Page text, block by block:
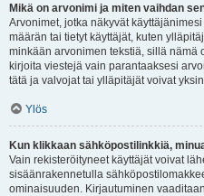
Mikä on arvonimi ja miten vaihdan
Arvonimet, jotka näkyvät
määrän tai tietyt käyttäjät, kuten
minkään arvonimen tekstiä, sillä nämä
kirjoita viestejä vain parantaaksesi
tätä ja valvojat tai ylläpitäjät voivat
Ylös
Kun klikkaan sähköpostilinkkiä,
Vain rekisteröityneet käyttäjät voivat
sisäänrakennetulla
ominaisuuden. Kirjautuminen